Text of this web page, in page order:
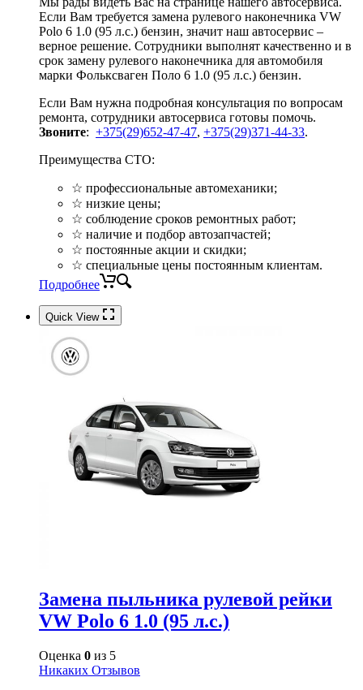
Если Вам требуется замена рулевого наконечника VW
Polo 6 1.0 (95 л.с.) бензин, значит наш автосервис –
верное решение. Сотрудники выполнят качественно и в
срок замену рулевого наконечника для автомобиля
марки Фольксваген Поло 6 1.0 (95 л.с.) бензин.
Если Вам нужна подробная консультация по вопросам
ремонта, сотрудники автосервиса готовы помочь.
Звоните: +375(29)652-47-47, +375(29)371-44-33.
Преимущества СТО:
☆ профессиональные автомеханики;
☆ низкие цены;
☆ соблюдение сроков ремонтных работ;
☆ наличие и подбор автозапчастей;
☆ постоянные акции и скидки;
☆ специальные цены постоянным клиентам.
Подробнее
Quick View
Замена пыльника рулевой рейки
VW Polo 6 1.0 (95 л.с.)
Оценка 0 из 5
Никаких Отзывов